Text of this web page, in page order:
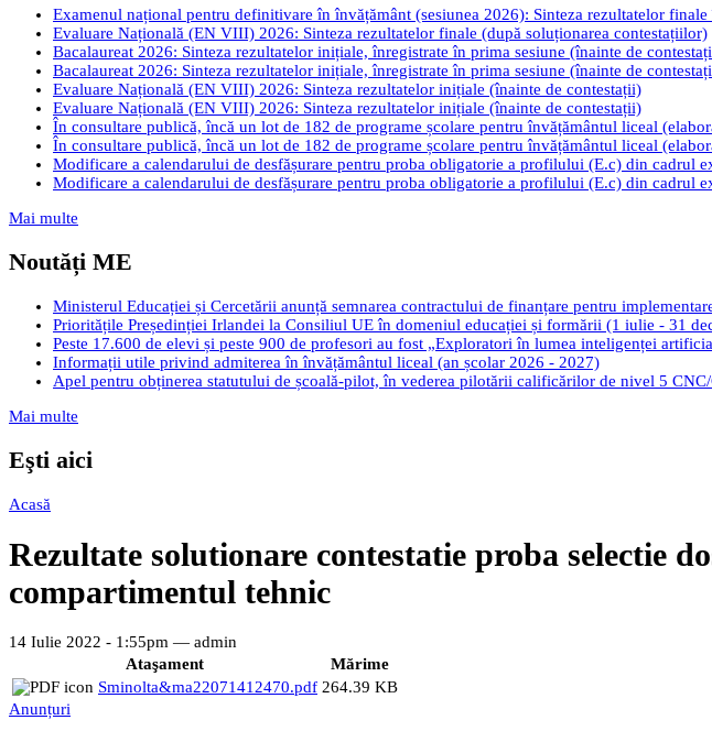
Examenul național pentru definitivare în învățământ (sesiunea 2026): Sinteza rezultatelor
Evaluare Națională (EN VIII) 2026: Sinteza rezultatelor finale (după soluționarea contestațiilor)
Bacalaureat 2026: Sinteza rezultatelor inițiale, înregistrate în prima sesiune (înainte de
Bacalaureat 2026: Sinteza rezultatelor inițiale, înregistrate în prima sesiune (înainte de
Evaluare Națională (EN VIII) 2026: Sinteza rezultatelor inițiale (înainte de contestații)
Evaluare Națională (EN VIII) 2026: Sinteza rezultatelor inițiale (înainte de contestații)
În consultare publică, încă un lot de 182 de programe școlare pentru învățământul liceal
În consultare publică, încă un lot de 182 de programe școlare pentru învățământul liceal
Modificare a calendarului de desfășurare pentru proba obligatorie a profilului (E.c) din cadrul
Modificare a calendarului de desfășurare pentru proba obligatorie a profilului (E.c) din cadrul
Mai multe
Noutăți ME
Ministerul Educației și Cercetării anunță semnarea contractului de finanțare pentru
Prioritățile Președinției Irlandei la Consiliul UE în domeniul educației și formării (1 iulie - 31
Peste 17.600 de elevi și peste 900 de profesori au fost „Exploratori în lumea inteligenței
Informații utile privind admiterea în învățământul liceal (an școlar 2026 - 2027)
Apel pentru obținerea statutului de școală-pilot, în vederea pilotării calificărilor de nivel 5
Mai multe
Eşti aici
Acasă
Rezultate solutionare contestatie proba selectie
compartimentul tehnic
14 Iulie 2022 - 1:55pm — admin
Ataşament
Mărime
Sminolta&ma22071412470.pdf 264.39 KB
Anunțuri